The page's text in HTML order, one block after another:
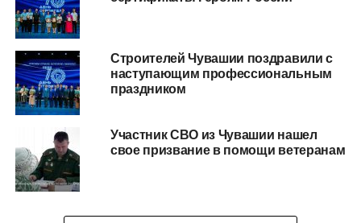
Строителей Чувашии поздравили с
наступающим профессиональным
праздником
Участник СВО из Чувашии нашел
свое призвание в помощи ветеранам